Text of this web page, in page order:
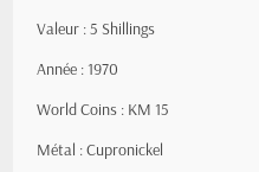
Valeur : 5 Shillings
Année : 1970
World Coins : KM 15
Métal : Cupronickel